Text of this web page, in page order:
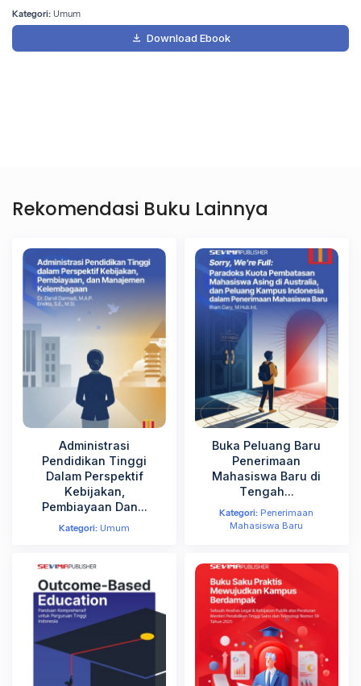
Kategori: Umum
Download Ebook
Email*
Nomor WhatsApp *
Perguruan Tinggi
Pilih PT Anda
Jabatan di Perguruan Tinggi*
Lanjut
Rekomendasi Buku Lainnya
Administrasi
Pendidikan Tinggi
Dalam Perspektif
Kebijakan,
Pembiayaan Dan...
Kategori: Umum
Buka Peluang Baru
Penerimaan
Mahasiswa Baru di
Tengah...
Kategori: Penerimaan
Mahasiswa Baru